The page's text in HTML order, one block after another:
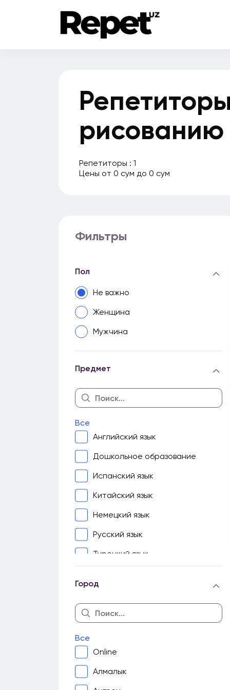
рисованию
Репетиторы : 1
Цены от 0 сум до 0 сум
Фильтры
Пол
Не важно
Женщина
Мужчина
Предмет
Все
Английский язык
Дошкольное образование
Испанский язык
Китайский язык
Немецкий язык
Русский язык
Турецкий язык
Биология
Геометрия
Информатика
Город
Все
Online
Алмалык